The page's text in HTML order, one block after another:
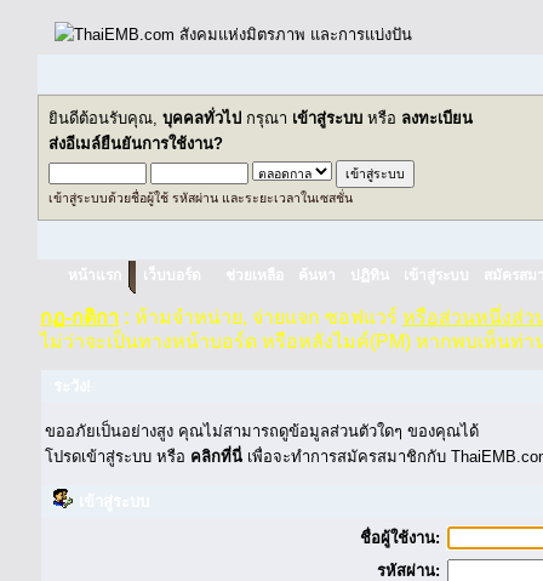
ยินดีต้อนรับคุณ, บุคคลทั่วไป กรุณา เข้าสู่ระบบ หรือ ลงทะเบียน
ส่งอีเมล์ยืนยันการใช้งาน?
เข้าสู่ระบบด้วยชื่อผู้ใช้ รหัสผ่าน และระยะเวลาในเซสชั่น
หน้าแรก เว็บบอร์ด ช่วยเหลือ ค้นหา ปฏิทิน เข้าสู่ระบบ สมัครสม
กฏ-กติกา : ห้ามจำหน่าย, จ่ายแจก ซอฟแวร์ หรือส่วนหนึ่งส่ว
ไม่ว่าจะเป็นทางหน้าบอร์ด หรือหลังไมค์(PM) หากพบเห็นท่า
ขออภัยเป็นอย่างสูง คุณไม่สามารถดูข้อมูลส่วนตัวใดๆ ของคุณได้
โปรดเข้าสู่ระบบ หรือ คลิกที่นี่ เพื่อจะทำการสมัครสมาชิกกับ
ชื่อผู้ใช้งาน:
รหัสผ่าน: